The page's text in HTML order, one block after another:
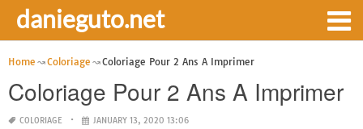
danieguto.net
Home Coloriage Coloriage Pour 2 Ans A Imprimer
Coloriage Pour 2 Ans A Imprimer
COLORIAGE JANUARY 13, 2020 13:06